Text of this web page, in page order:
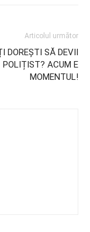
Articolul următor
DOREȘTI SĂ DEVII
POLIȚIST? ACUM E
MOMENTUL!